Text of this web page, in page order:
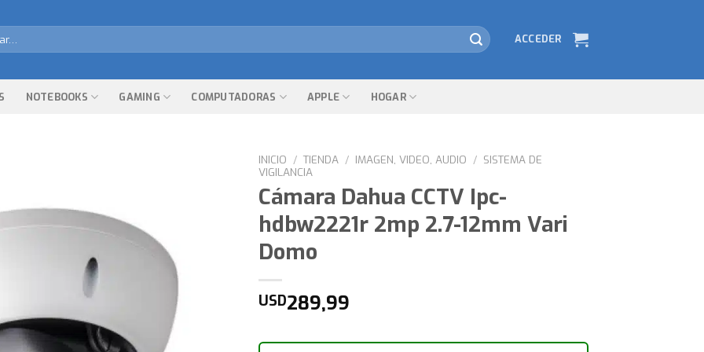
ACCEDER
NOTEBOOKS GAMING COMPUTADORAS APPLE HOGAR
INICIO / TIENDA / IMAGEN, VIDEO, AUDIO / SISTEMA DE
VIGILANCIA
Cámara Dahua CCTV Ipc-
hdbw2221r 2mp 2.7-12mm Vari
Domo
USD289,99